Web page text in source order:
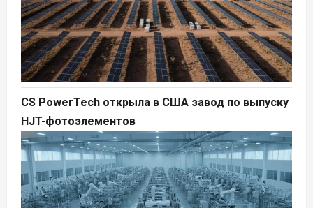
CS PowerTech открыла в США завод по выпуску
HJT-фотоэлементов